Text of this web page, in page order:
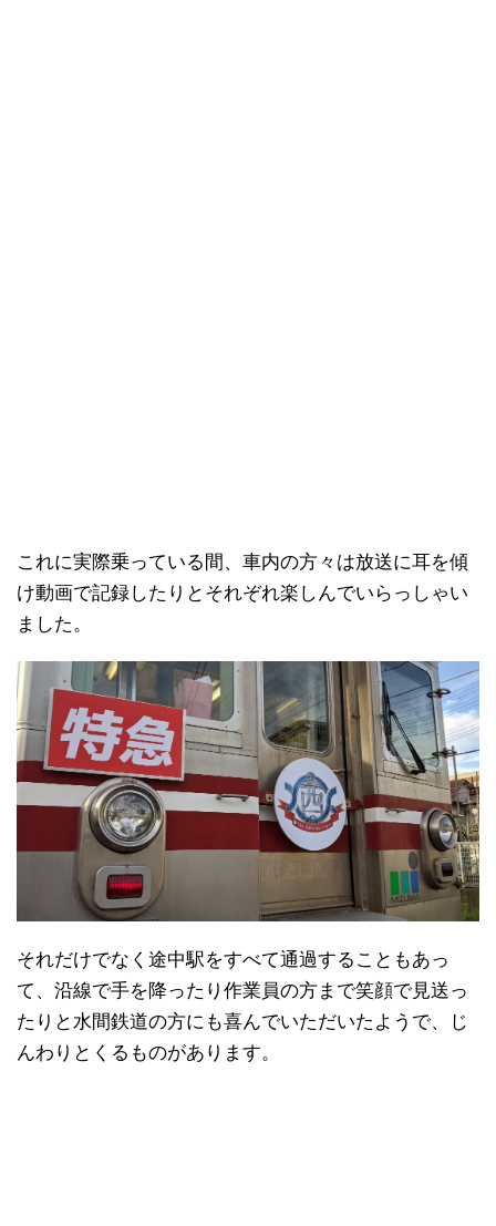
これに実際乗っている間、車内の方々は放送に耳を傾
け動画で記録したりとそれぞれ楽しんでいらっしゃい
ました。
それだけでなく途中駅をすべて通過することもあっ
て、沿線で手を降ったり作業員の方まで笑顔で見送っ
たりと水間鉄道の方にも喜んでいただいたようで、じ
んわりとくるものがあります。